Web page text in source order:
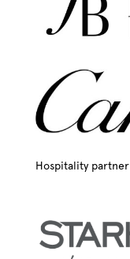
Hospitality partner